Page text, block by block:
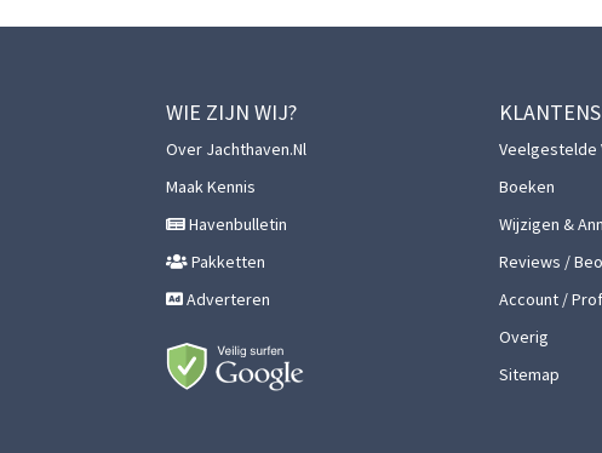
WIE ZIJN WIJ?
Over Jachthaven.nl
Maak Kennis
Havenbulletin
Pakketten
Adverteren
Veelgestelde
Boeken
Wijzigen &
Reviews /
Account /
Overig
Sitemap